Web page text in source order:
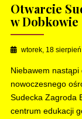
Otwarcie
w Dobkowie
wtorek, 18
Niebawem nastąpi
nowoczesnego
Sudecka Zagroda
centrum edukacji